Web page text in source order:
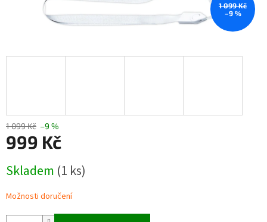
1 099 Kč
–9 %
1 099 Kč –9 %
999 Kč
cena:
Skladem (1 ks)
Možnosti doručení